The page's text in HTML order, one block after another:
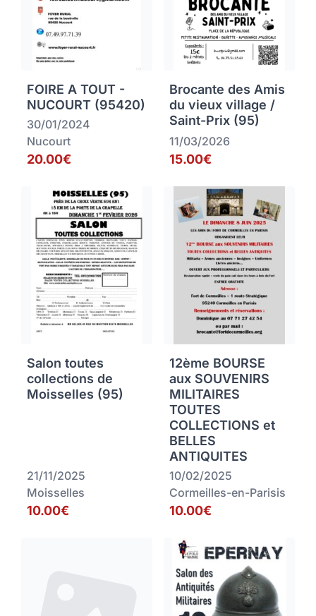
FOIRE A TOUT -
NUCOURT (95420)
30/01/2024
Nucourt
20.00€
Brocante des Amis
du vieux village /
Saint-Prix (95)
11/03/2026
15.00€
Salon toutes
collections de
Moisselles (95)
21/11/2025
Moisselles
10.00€
12ème BOURSE
aux SOUVENIRS
MILITAIRES
TOUTES
COLLECTIONS et
BELLES
ANTIQUITES
10/02/2025
Cormeilles-en-Parisis
10.00€